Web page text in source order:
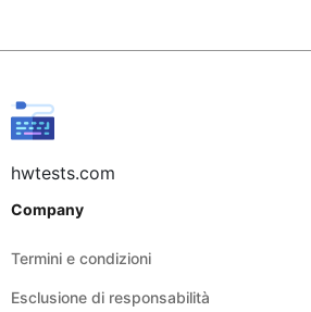
hwtests.com
Company
Termini e condizioni
Esclusione di responsabilità